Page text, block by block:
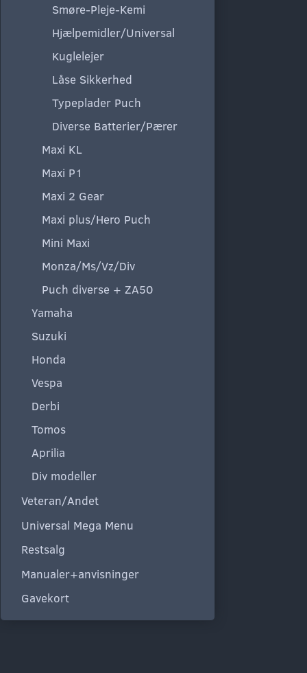
Smøre-Pleje-Kemi
Hjælpemidler/Universal
Kuglelejer
Låse Sikkerhed
Typeplader Puch
Diverse Batterier/Pærer
Maxi KL
Maxi P1
Maxi 2 Gear
Maxi plus/Hero Puch
Mini Maxi
Monza/Ms/Vz/Div
Puch diverse + ZA50
Yamaha
Suzuki
Honda
Vespa
Derbi
Tomos
Aprilia
Div modeller
Veteran/Andet
Universal Mega Menu
Restsalg
Manualer+anvisninger
Gavekort